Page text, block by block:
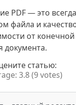
PDF — это
файла и
от
документа.
статью:
3.8(9votes)